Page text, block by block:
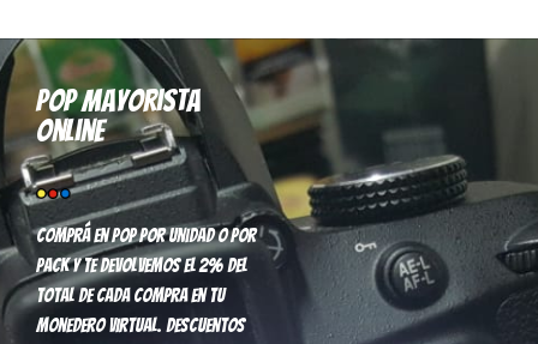
Pop mayorista
online
Comprá en pop por unidad o por
pack y te devolvemos el 2% del
total de cada compra en tu
monedero virtual. Descuentos